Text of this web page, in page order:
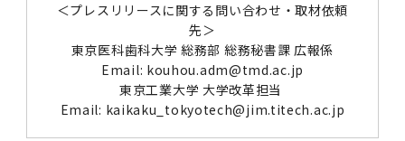
＜プレスリリースに関する問い合わせ・取材依頼
先＞
東京医科歯科大学 総務部 総務秘書課 広報係
Email: kouhou.adm@tmd.ac.jp
東京工業大学 大学改革担当
Email: kaikaku_tokyotech@jim.titech.ac.jp